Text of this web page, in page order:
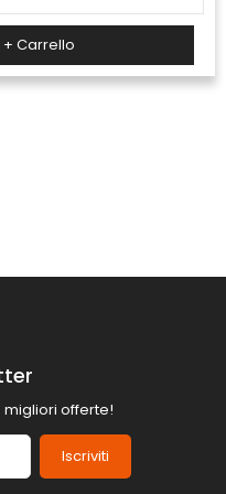
+ Carrello
migliori offerte!
Iscriviti